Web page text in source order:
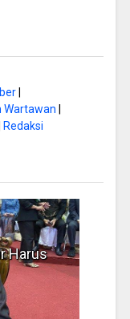
|
Wartawan |
Redaksi
Harus